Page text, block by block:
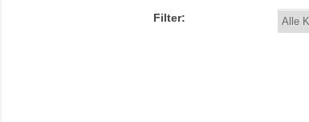
Filter: